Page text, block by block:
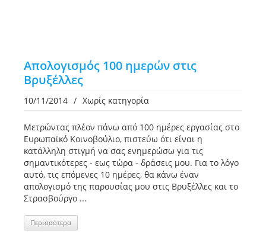
Απολογισμός 100 ημερών στις
Βρυξέλλες
10/11/2014 / Χωρίς κατηγορία
Μετρώντας πλέον πάνω από 100 ημέρες εργασίας στο
Ευρωπαϊκό Κοινοβούλιο, πιστεύω ότι είναι η
κατάλληλη στιγμή να σας ενημερώσω για τις
σημαντικότερες - εως τώρα - δράσεις μου. Για το λόγο
αυτό, τις επόμενες 10 ημέρες, θα κάνω έναν
απολογισμό της παρουσίας μου στις Βρυξέλλες και το
Στρασβούργο ...
Περισσότερα